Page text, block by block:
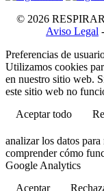
© 2026
Aviso Legal -
Preferencias de
Utilizamos cookies
en nuestro sitio web.
este sitio web no
Aceptar todo
analizar los datos
comprender cómo
Google Analytics
Aceptar